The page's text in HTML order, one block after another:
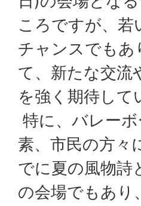
ころですが、
チャンスでもあ
て、新たな交流
を強く期待して
特に、バレー
素、市民の方々
でに夏の風物詩
の会場でもあり